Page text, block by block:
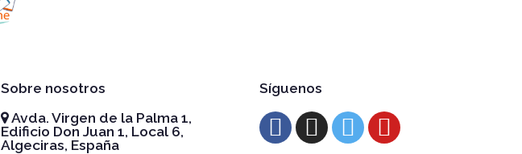
Sobre nosotros
Avda. Virgen de la Palma 1,
Edificio Don Juan 1, Local 6,
Algeciras, España
Síguenos